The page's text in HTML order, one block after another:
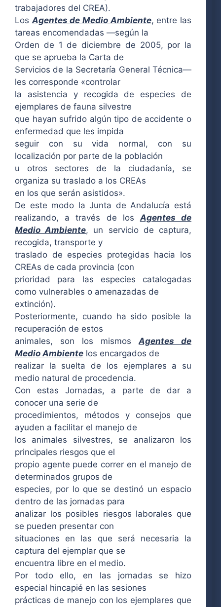
trabajadores del CREA).
LosAgentes de Medio Ambiente, entre las
tareas encomendadas —según la
Orden de 1 de diciembre de 2005, por la
que se aprueba la Carta de
Servicios de la Secretaría General Técnica—
les corresponde «controlar
la asistencia y recogida de especies de
ejemplares de fauna silvestre
que hayan sufrido algún tipo de accidente o
enfermedad que les impida
seguir con su vida normal, con su
localización por parte de la población
u otros sectores de la ciudadanía, se
organiza su traslado a los CREAs
en los que serán asistidos».
De este modo la Junta de Andalucía está
realizando, a través de losAgentes de
Medio Ambiente, un servicio de captura,
recogida, transporte y
traslado de especies protegidas hacia los
CREAs de cada provincia (con
prioridad para las especies catalogadas
como vulnerables o amenazadas de
extinción).
Posteriormente, cuando ha sido posible la
recuperación de estos
animales, son los mismosAgentes de
Medio Ambiente los encargados de
realizar la suelta de los ejemplares a su
medio natural de procedencia.
Con estas Jornadas, a parte de dar a
conocer una serie de
procedimientos, métodos y consejos que
ayuden a facilitar el manejo de
los animales silvestres, se analizaron los
principales riesgos que el
propio agente puede correr en el manejo de
determinados grupos de
especies, por lo que se destinó un espacio
dentro de las jornadas para
analizar los posibles riesgos laborales que
se pueden presentar con
situaciones en las que será necesaria la
captura del ejemplar que se
encuentra libre en el medio.
Por todo ello, en las jornadas se hizo
especial hincapié en las sesiones
prácticas de manejo con los ejemplares que